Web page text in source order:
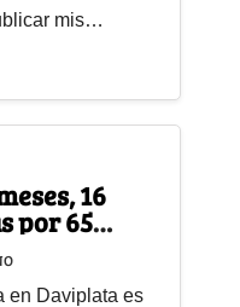
mis…
16
por 65
en Daviplata es